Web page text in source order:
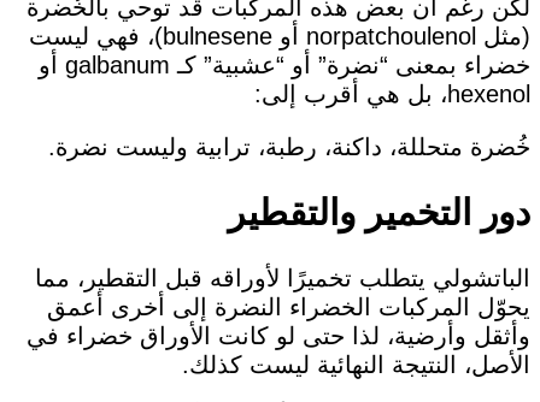
لكن رغم أن بعض هذه المركبات قد توحي بالخُضرة
(مثل norpatchoulenol أو bulnesene)، فهي ليست
خضراء بمعنى “نضرة” أو “عشبية” كـ galbanum أو
hexenol، بل هي أقرب إلى:
خُضرة متحللة، داكنة، رطبة، ترابية وليست نضرة.
دور التخمير والتقطير
الباتشولي يتطلب تخميرًا لأوراقه قبل التقطير، مما
يحوّل المركبات الخضراء النضرة إلى أخرى أعمق
وأثقل وأرضية، لذا حتى لو كانت الأوراق خضراء في
الأصل، النتيجة النهائية ليست كذلك.